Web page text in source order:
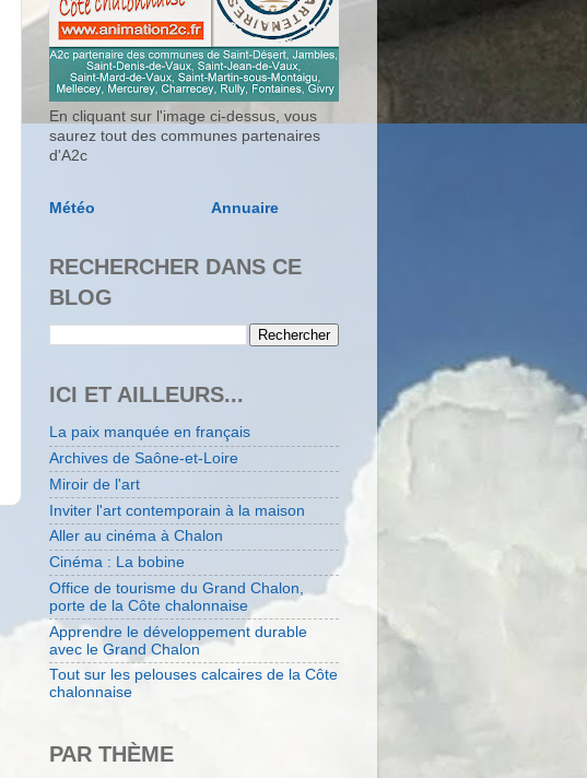
En cliquant sur l'image ci-dessus, vous
saurez tout des communes partenaires
d'A2c
Météo Annuaire
RECHERCHER DANS CE
BLOG
ICI ET AILLEURS...
La paix manquée en français
Archives de Saône-et-Loire
Miroir de l'art
Inviter l'art contemporain à la maison
Aller au cinéma à Chalon
Cinéma : La bobine
Office de tourisme du Grand Chalon,
porte de la Côte chalonnaise
Apprendre le développement durable
avec le Grand Chalon
Tout sur les pelouses calcaires de la Côte
chalonnaise
PAR THÈME